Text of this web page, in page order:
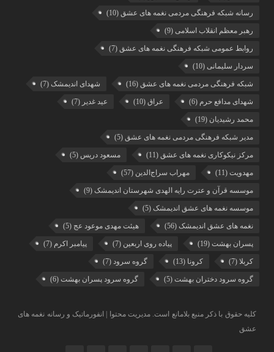
رسانه شبکه فرهنگی مردمی نغمه های عشق (10)
رهبر معظم انقلاب اسلامی (9)
روابط عمومی شبکه فرهنگی نغمه های عشق (7)
سردار سلیمانی (10)
شبکه فرهنگی مردمی نغمه های عشق (16) شهدای اندیمشک (7)
شهدای مدافع حرم (6) عراق (10) عید غدیر (7)
محمد رشیدیان (19)
مدیر شبکه فرهنگی مردمی نغمه های عشق (5)
مرکز نیکوکاری نغمه های عشق (11) مسعود دریس (5)
مهدویت (11) مهراب سراج‌الدین (57)
موسسه قرآن و عترت رایه الهدی شهرستان اندیمشک (9)
موسسه نغمه های عشق اندیمشک (5)
نغمه های عشق اندیمشک (56) هیئت مهدی موعود عج (5)
پسران بهشت (19) پیاده روی اربعین (7) پیامبر اکرم (7)
کربلا (7) کرونا (13) گروه سرود (7)
گروه سرود دختران بهشت (5) گروه سرود پسران بهشت (6)
کلیه حقوق با ذکر منبع بلامانع است. مدیریت محتوا | انفورماتیک و رسانه نغمه های
عشق